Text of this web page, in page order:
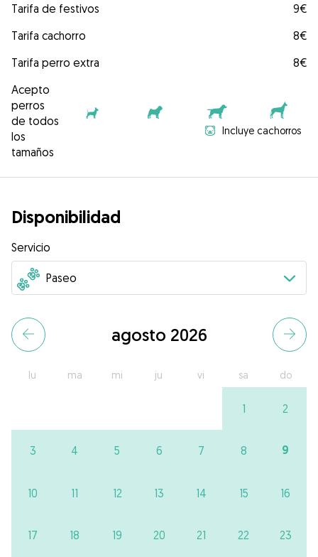
Tarifa de festivos
9€
Tarifa cachorro
8€
Tarifa perro extra
8€
Acepto
perros
de todos
los
tamaños
Incluye cachorros
Disponibilidad
Servicio
agosto 2026
lu ma mi ju vi sa do
1 2
3 4 5 6 7 8 9
10 11 12 13 14 15 16
17 18 19 20 21 22 23